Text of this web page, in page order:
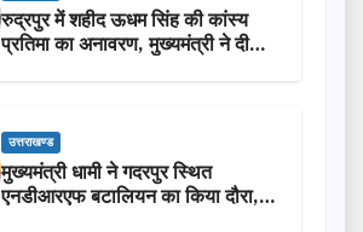
रुद्रपुर में शहीद ऊधम सिंह की कांस्य
प्रतिमा का अनावरण, मुख्यमंत्री ने दी
उत्तराखण्ड
मुख्यमंत्री धामी ने गदरपुर स्थित
एनडीआरएफ बटालियन का किया दौरा,